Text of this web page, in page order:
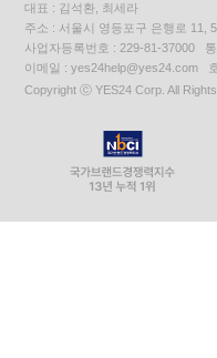
대표 : 김석환, 최세라
주소 : 서울시 영등포구 은행로 11,
사업자등록번호 : 229-81-37000
이메일 : yes24help@yes24.com
Copyright ⓒ YES24 Corp. All